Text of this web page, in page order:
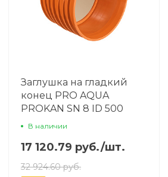
Заглушка на гладкий
конец PRO AQUA
PROKAN SN 8 ID 500
В наличии
17 120.79 руб./шт.
32 924.60 руб.